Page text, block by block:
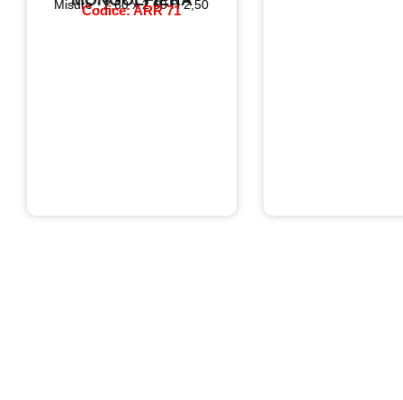
Misure : 2,60 x 2,60 H 2,50
Codice: ARR 71